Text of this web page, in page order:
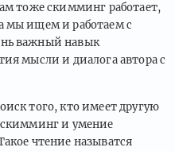
тоже скимминг работает,
мы ищем и работаем с
важный навык
мысли и диалога автора с
того, кто имеет другую
и умение
чтение называтся